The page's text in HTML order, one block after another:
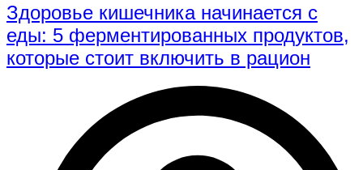
Здоровье кишечника начинается с
еды: 5 ферментированных продуктов,
которые стоит включить в рацион